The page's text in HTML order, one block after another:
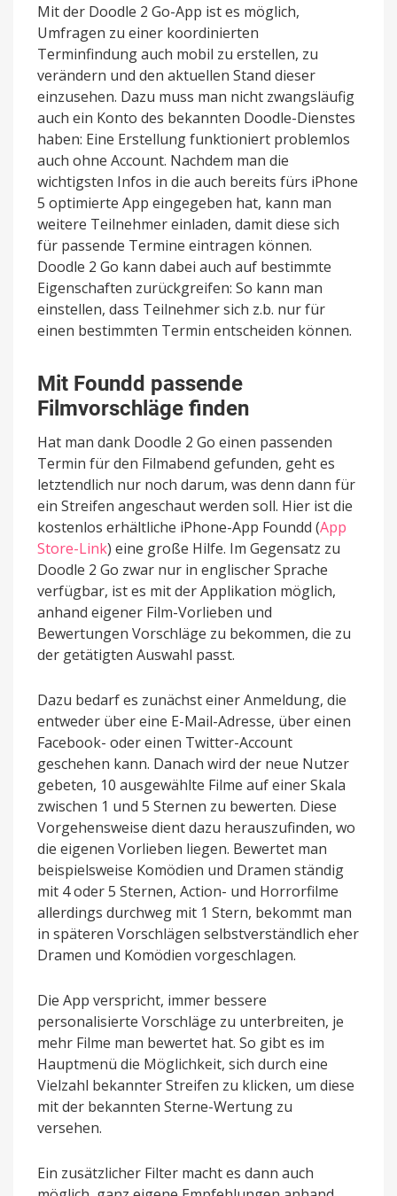
Mit der Doodle 2 Go-App ist es möglich,
Umfragen zu einer koordinierten
Terminfindung auch mobil zu erstellen, zu
verändern und den aktuellen Stand dieser
einzusehen. Dazu muss man nicht zwangsläufig
auch ein Konto des bekannten Doodle-Dienstes
haben: Eine Erstellung funktioniert problemlos
auch ohne Account. Nachdem man die
wichtigsten Infos in die auch bereits fürs iPhone
5 optimierte App eingegeben hat, kann man
weitere Teilnehmer einladen, damit diese sich
für passende Termine eintragen können.
Doodle 2 Go kann dabei auch auf bestimmte
Eigenschaften zurückgreifen: So kann man
einstellen, dass Teilnehmer sich z.b. nur für
einen bestimmten Termin entscheiden können.
Mit Foundd passende
Filmvorschläge finden
Hat man dank Doodle 2 Go einen passenden
Termin für den Filmabend gefunden, geht es
letztendlich nur noch darum, was denn dann für
ein Streifen angeschaut werden soll. Hier ist die
kostenlos erhältliche iPhone-App Foundd (App
Store-Link) eine große Hilfe. Im Gegensatz zu
Doodle 2 Go zwar nur in englischer Sprache
verfügbar, ist es mit der Applikation möglich,
anhand eigener Film-Vorlieben und
Bewertungen Vorschläge zu bekommen, die zu
der getätigten Auswahl passt.
Dazu bedarf es zunächst einer Anmeldung, die
entweder über eine E-Mail-Adresse, über einen
Facebook- oder einen Twitter-Account
geschehen kann. Danach wird der neue Nutzer
gebeten, 10 ausgewählte Filme auf einer Skala
zwischen 1 und 5 Sternen zu bewerten. Diese
Vorgehensweise dient dazu herauszufinden, wo
die eigenen Vorlieben liegen. Bewertet man
beispielsweise Komödien und Dramen ständig
mit 4 oder 5 Sternen, Action- und Horrorfilme
allerdings durchweg mit 1 Stern, bekommt man
in späteren Vorschlägen selbstverständlich eher
Dramen und Komödien vorgeschlagen.
Die App verspricht, immer bessere
personalisierte Vorschläge zu unterbreiten, je
mehr Filme man bewertet hat. So gibt es im
Hauptmenü die Möglichkeit, sich durch eine
Vielzahl bekannter Streifen zu klicken, um diese
mit der bekannten Sterne-Wertung zu
versehen.
Ein zusätzlicher Filter macht es dann auch